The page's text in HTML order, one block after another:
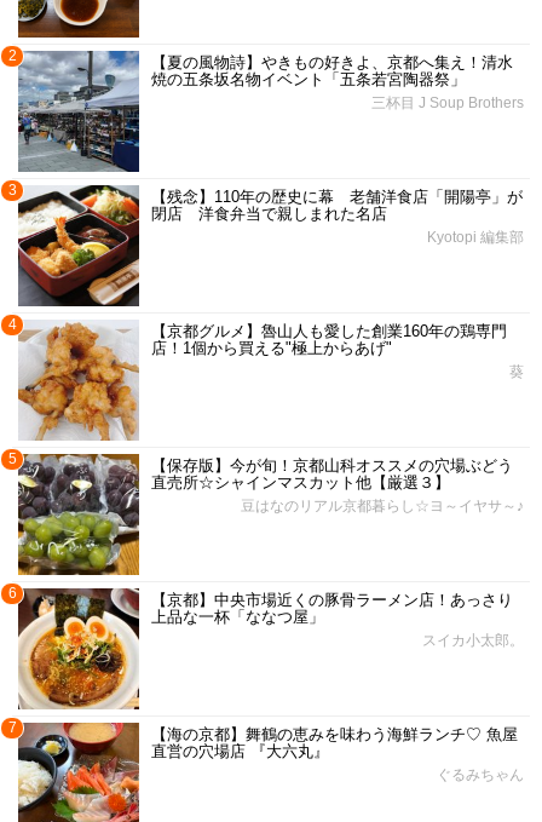
2
【夏の風物詩】やきもの好きよ、京都へ集え！清水
焼の五条坂名物イベント「五条若宮陶器祭」
三杯目 J Soup Brothers
3
【残念】110年の歴史に幕 老舗洋食店「開陽亭」が
閉店 洋食弁当で親しまれた名店
Kyotopi 編集部
4
【京都グルメ】魯山人も愛した創業160年の鶏専門
店！1個から買える"極上からあげ"
葵
5
【保存版】今が旬！京都山科オススメの穴場ぶどう
直売所☆シャインマスカット他【厳選３】
豆はなのリアル京都暮らし☆ヨ～イヤサ～♪
6
【京都】中央市場近くの豚骨ラーメン店！あっさり
上品な一杯「ななつ屋」
スイカ小太郎。
7
【海の京都】舞鶴の恵みを味わう海鮮ランチ♡ 魚屋
直営の穴場店 『大六丸』
ぐるみちゃん